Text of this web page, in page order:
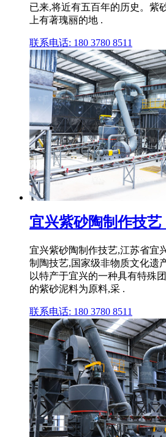
已来,将近有五百年的历史。紫
上有著瑰丽的地 .
联系电话: 180 3780 8511
宜兴紫砂陶制作技艺
宜兴紫砂陶制作技艺,江苏省宜
制陶技艺,国家级非物质文化遗
以特产于宜兴的一种具有特殊
的紫砂泥料为原料,采 .
联系电话: 180 3780 8511